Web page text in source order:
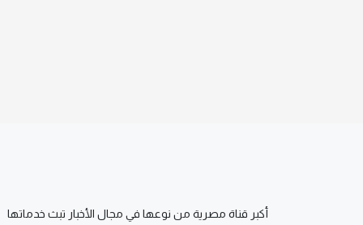
أكبر قناة مصرية من نوعها في مجال الأخبار تبث خدماتها